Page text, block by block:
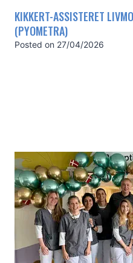
KIKKERT-ASSISTERET
(PYOMETRA)
Posted on 27/04/2026